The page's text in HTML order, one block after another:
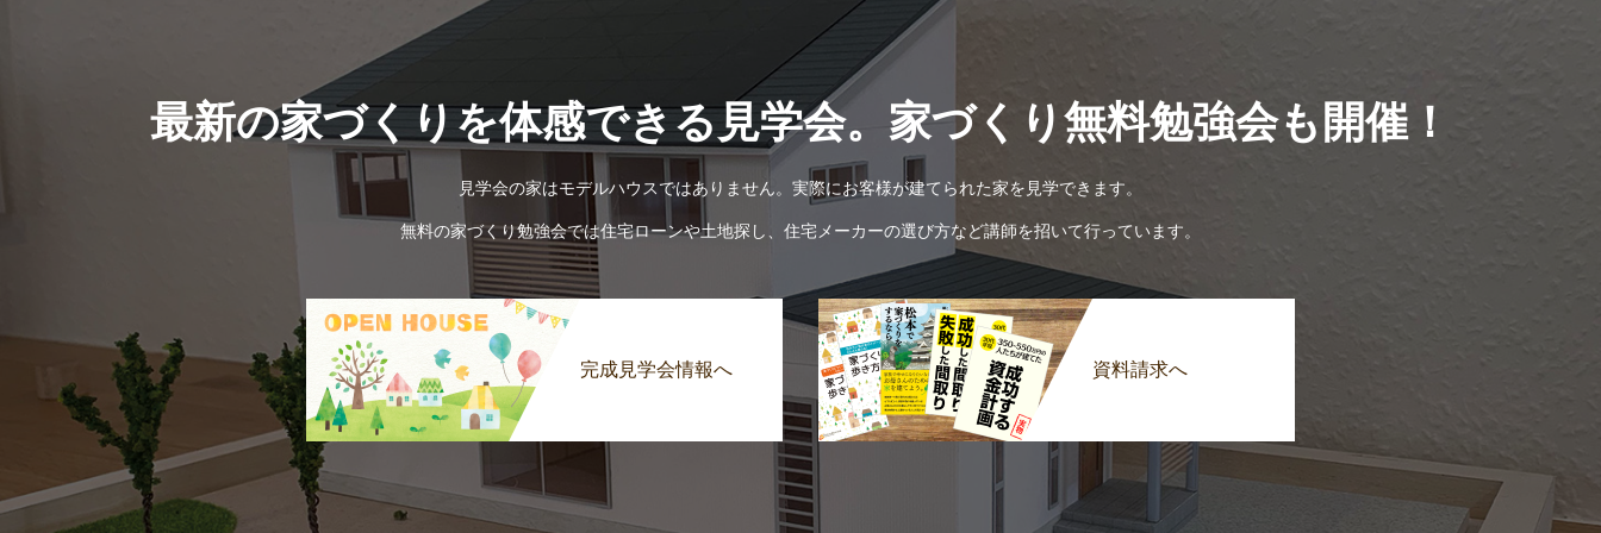
最新の家づくりを体感できる見学会。家づくり無料勉強会も開催！
見学会の家はモデルハウスではありません。実際にお客様が建てられた家を見学できます。
無料の家づくり勉強会では住宅ローンや土地探し、住宅メーカーの選び方など講師を招いて行っています。
完成見学会情報へ 資料請求へ